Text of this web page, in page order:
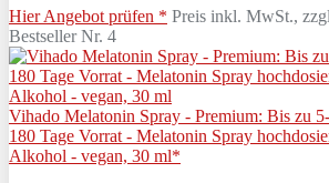
Hier Angebot prüfen * Preis inkl. MwSt.,
Bestseller Nr. 4
Vihado Melatonin Spray - Premium: Bis zu
180 Tage Vorrat - Melatonin Spray
Alkohol - vegan, 30 ml*